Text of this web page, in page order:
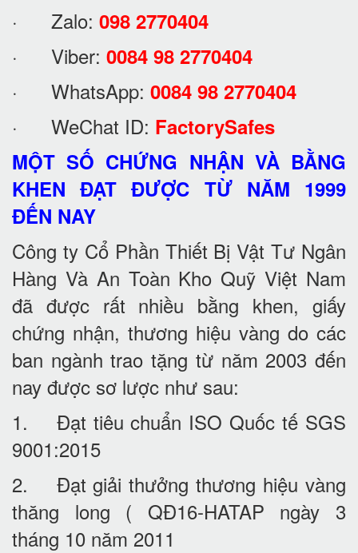
· Zalo: 098 2770404
· Viber: 0084 98 2770404
· WhatsApp: 0084 98 2770404
· WeChat ID: FactorySafes
MỘT SỐ CHỨNG NHẬN VÀ BẰNG
KHEN ĐẠT ĐƯỢC TỪ NĂM 1999
ĐẾN NAY
Công ty Cổ Phần Thiết Bị Vật Tư Ngân
Hàng Và An Toàn Kho Quỹ Việt Nam
đã được rất nhiều bằng khen, giấy
chứng nhận, thương hiệu vàng do các
ban ngành trao tặng từ năm 2003 đến
nay được sơ lược như sau:
1. Đạt tiêu chuẩn ISO Quốc tế SGS
9001:2015
2. Đạt giải thưởng thương hiệu vàng
thăng long ( QĐ16-HATAP ngày 3
tháng 10 năm 2011